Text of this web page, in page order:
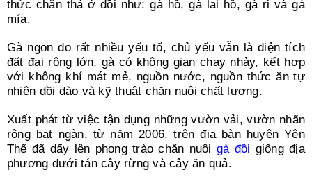
thức chăn thả ở đồi như: gà hồ, gà lai hồ, gà ri và gà
mía.
Gà ngon do rất nhiều yếu tố, chủ yếu vẫn là diện tích
đất đai rộng lớn, gà có không gian chạy nhảy, kết hợp
với không khí mát mẻ, nguồn nước, nguồn thức ăn tự
nhiên dồi dào và kỹ thuật chăn nuôi chất lượng.
Xuất phát từ việc tận dụng những vườn vải, vườn nhãn
rộng bạt ngàn, từ năm 2006, trên địa bàn huyện Yên
Thế đã dấy lên phong trào chăn nuôi gà đồi giống địa
phương dưới tán cây rừng và cây ăn quả.